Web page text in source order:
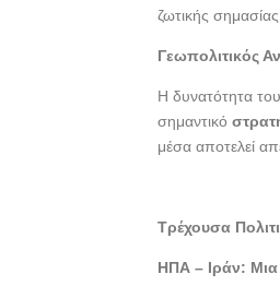
ζωτικής
Γεωπολιτικός
Η δυνατότητα
σημαντικό
μέσα αποτελεί
Τρέχουσα
ΗΠΑ – Ιράν: